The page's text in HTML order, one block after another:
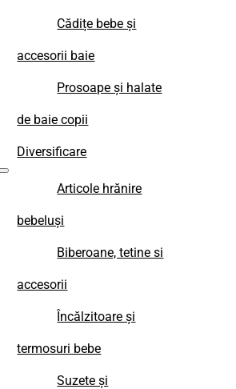
Cădițe bebe și
accesorii baie
Prosoape și halate
de baie copii
Diversificare
Articole hrănire
bebeluși
Biberoane, tetine si
accesorii
Încălzitoare și
termosuri bebe
Suzete și